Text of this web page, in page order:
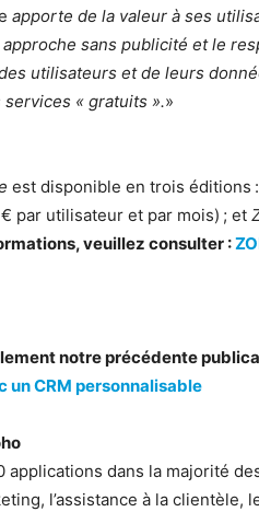
apporte de la valeur à ses
sans publicité et le
utilisateurs et de leurs
services « gratuits ».»
est disponible en trois éditions :
par utilisateur et par mois) ; et
veuillez consulter :
notre précédente
un CRM personnalisable
applications dans la majorité
l’assistance à la